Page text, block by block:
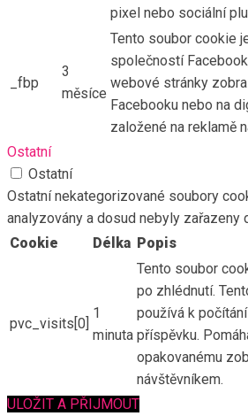
pixel nebo sociální
_fbp
3
měsíce
Tento soubor cookie
společností
webové stránky
Facebooku nebo na
založené na reklamě
Ostatní
Ostatní
Ostatní nekategorizované soubory
analyzovány a dosud nebyly zařazeny
Cookie
Délka Popis
pvc_visits[0]
1
minuta
Tento soubor
po zhlédnutí.
používá k
příspěvku.
opakovanému
návštěvníkem.
ULOŽIT A PŘIJMOUT